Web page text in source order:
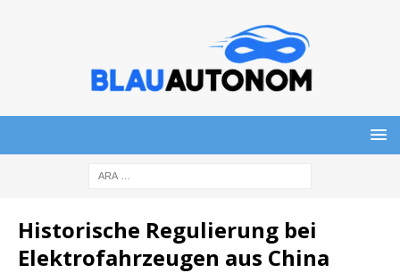
Historische Regulierung bei
Elektrofahrzeugen aus China